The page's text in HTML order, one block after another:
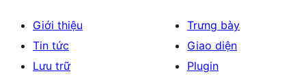
Giới thiệu
Tin tức
Lưu trữ
Trưng bày
Giao diện
Plugin